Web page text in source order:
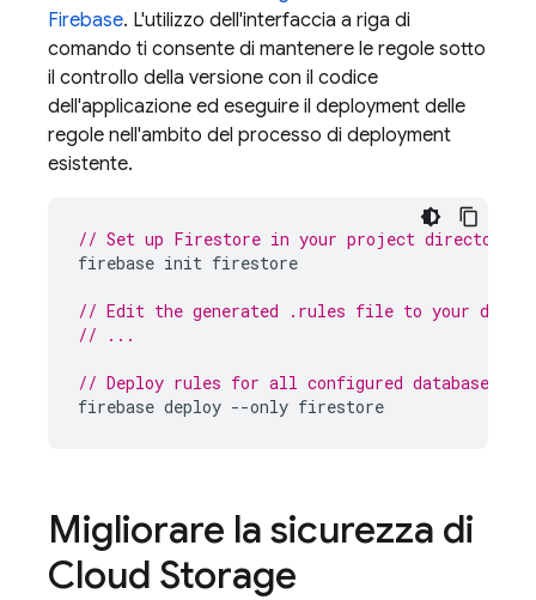
Firebase. L'utilizzo dell'interfaccia a riga di
comando ti consente di mantenere le regole sotto
il controllo della versione con il codice
dell'applicazione ed eseguire il deployment delle
regole nell'ambito del processo di deployment
esistente.
// Set up Firestore in your project directory,
firebase init firestore
// Edit the generated .rules file to your
// ...
// Deploy rules for all configured databases
firebase deploy --only firestore
Migliorare la sicurezza di
Cloud Storage